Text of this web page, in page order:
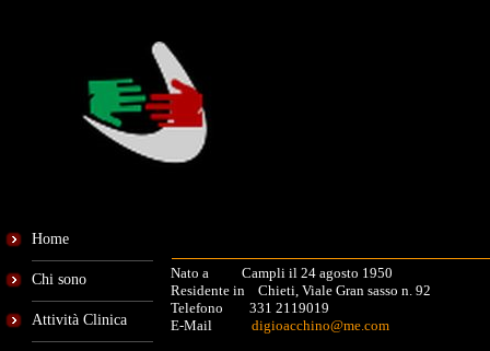
Home
Chi sono
Attività Clinica
Nato a Campli il 24 agosto 1950
Residente in Chieti, Viale Gran sasso n. 92
Telefono 331 2119019
E-Mail digioacchino@me.com